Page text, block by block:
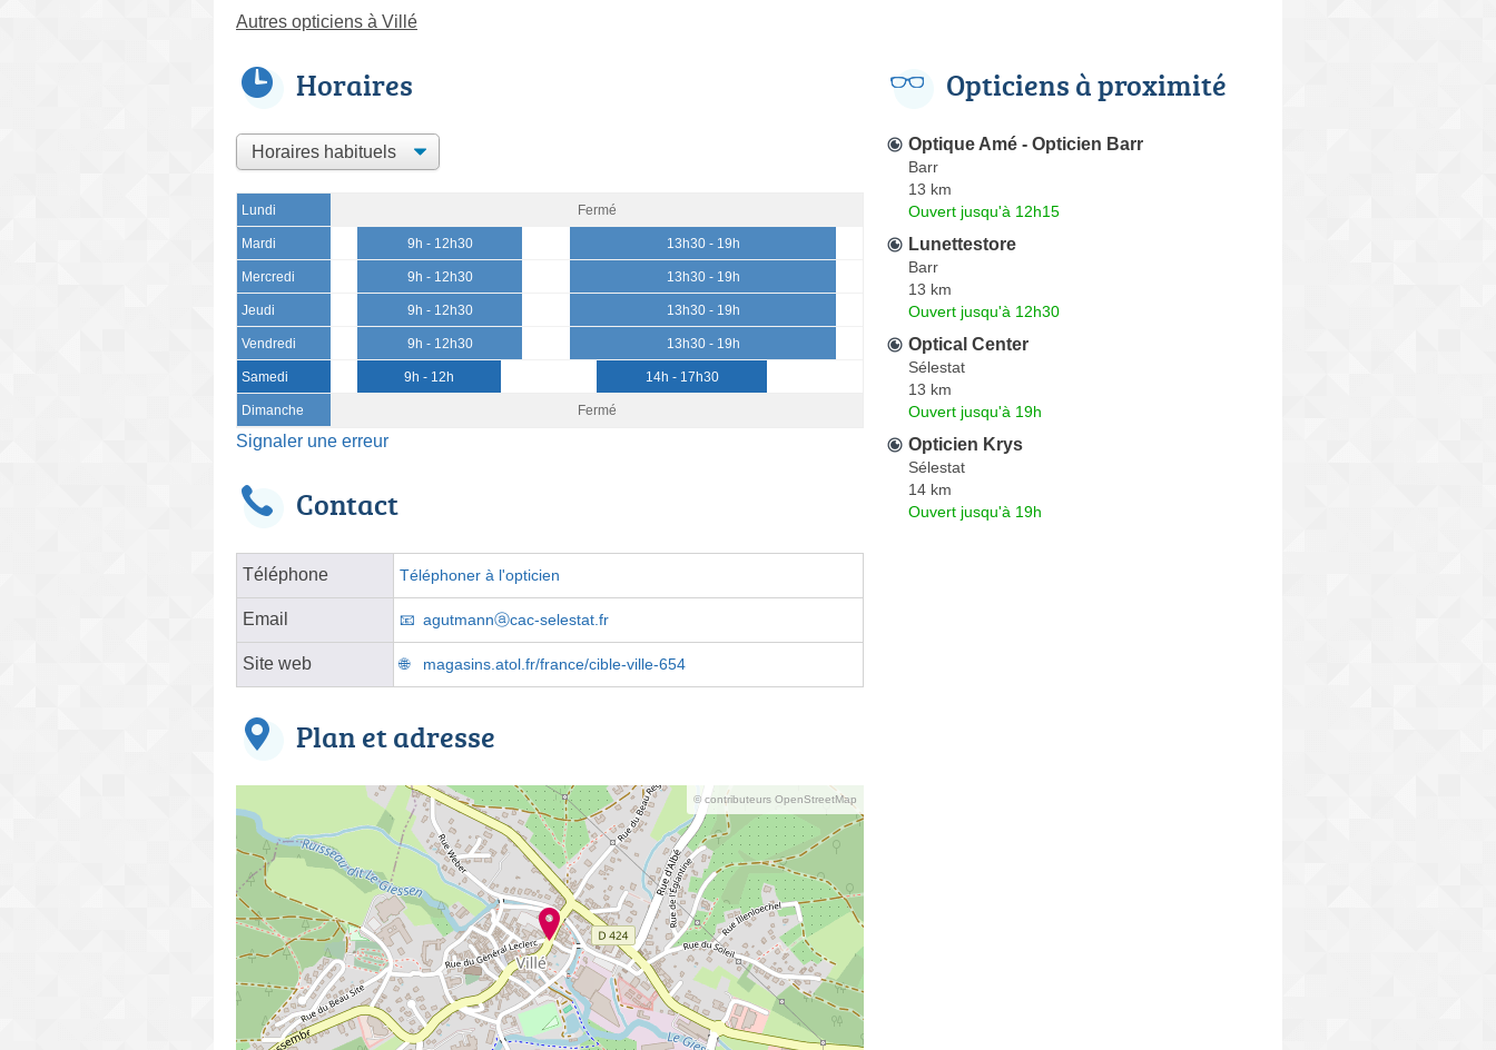
Autres opticiens à Villé
Horaires
Lundi Fermé
Mardi 9h - 12h30 13h30 - 19h
Mercredi 9h - 12h30 13h30 - 19h
Jeudi 9h - 12h30 13h30 - 19h
Vendredi 9h - 12h30 13h30 - 19h
Samedi 9h - 12h 14h - 17h30
Dimanche Fermé
Signaler une erreur
Contact
Téléphone Téléphoner à l'opticien
Email agutmannⓐcac-selestat.fr
Site web magasins.atol.fr/france/cible-ville-654
Plan et adresse
© contributeurs OpenStreetMap
Opticiens à proximité
Optique Amé - Opticien Barr
Barr
13 km
Ouvert jusqu'à 12h15
Lunettestore
Barr
13 km
Ouvert jusqu'à 12h30
Optical Center
Sélestat
13 km
Ouvert jusqu'à 19h
Opticien Krys
Sélestat
14 km
Ouvert jusqu'à 19h